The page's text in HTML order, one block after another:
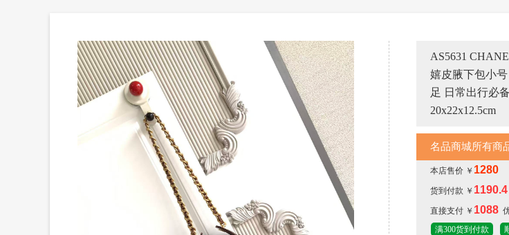
AS5631
嬉皮腋下包小
足 日常出行必
20x22x12.5cm
名品商城所有商
本店售价 ￥ 1280
货到付款 ￥ 1190.4
直接支付 ￥ 1088
满300货到付款